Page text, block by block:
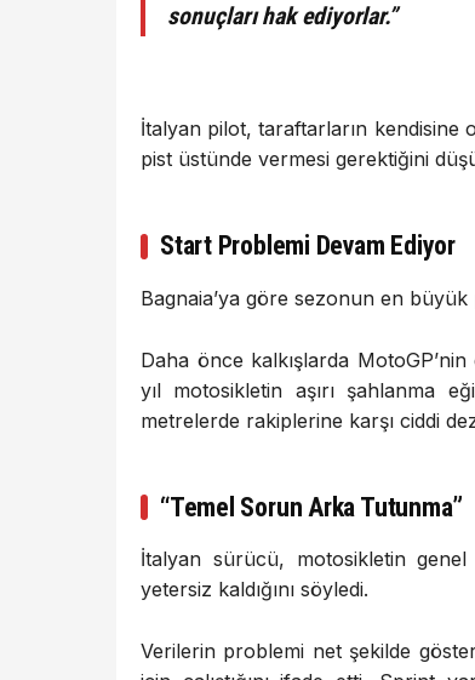
sonuçları hak ediyorlar.”
İtalyan pilot, taraftarların kendisine
pist üstünde vermesi gerektiğini
Start Problemi Devam Ediyor
Bagnaia’ya göre sezonun en
Daha önce kalkışlarda
yıl motosikletin aşırı şahlanma
metrelerde rakiplerine karşı ciddi
“Temel Sorun Arka Tutunma”
İtalyan sürücü, motosikletin genel
yetersiz kaldığını söyledi.
Verilerin problemi net şekilde